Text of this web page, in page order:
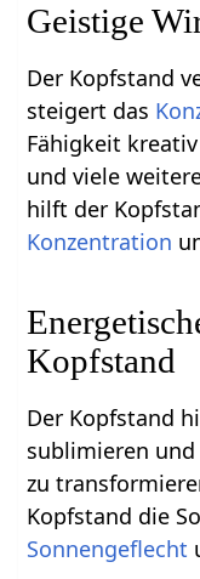
Geistige
Der Kopfstand
steigert das
Fähigkeit
und viele
hilft der
Konzentration
Kopfstand
Der Kopfstand
sublimieren
zu
Kopfstand die
Sonnengeflecht